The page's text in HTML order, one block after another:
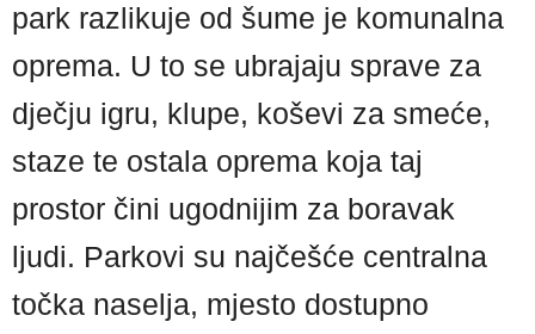
park razlikuje od šume je komunalna
oprema. U to se ubrajaju sprave za
dječju igru, klupe, koševi za smeće,
staze te ostala oprema koja taj
prostor čini ugodnijim za boravak
ljudi. Parkovi su najčešće centralna
točka naselja, mjesto dostupno